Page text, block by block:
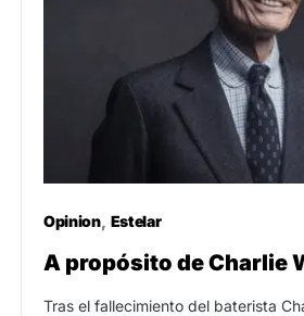
Opinion Estelar
A propósito de Charlie
Tras el fallecimiento del baterista